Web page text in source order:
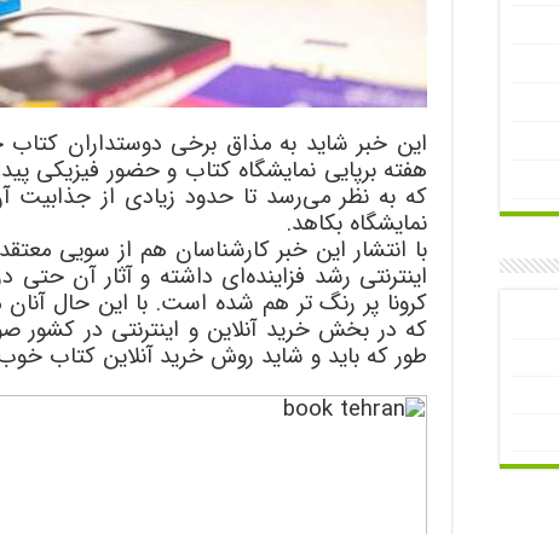
این خبر شاید به مذاق برخی دوستداران
هفته برپایی نمایشگاه کتاب و حضور فیزیکی
که به نظر می‌رسد تا حدود زیادی از جذابیت
نمایشگاه بکاهد.
با انتشار این خبر کارشناسان هم از سویی
اینترنتی رشد فزاینده‌ای داشته و آثار آن
کرونا پر رنگ تر هم شده است. با این حال
که در بخش خرید آنلاین و اینترنتی در کشور
طور که باید و شاید روش خرید آنلاین کتاب